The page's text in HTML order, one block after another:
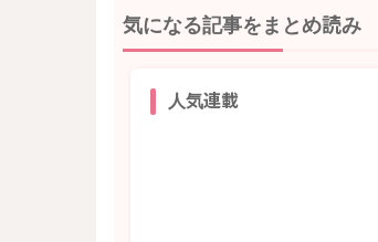
気になる記事をまとめ読み
人気連載